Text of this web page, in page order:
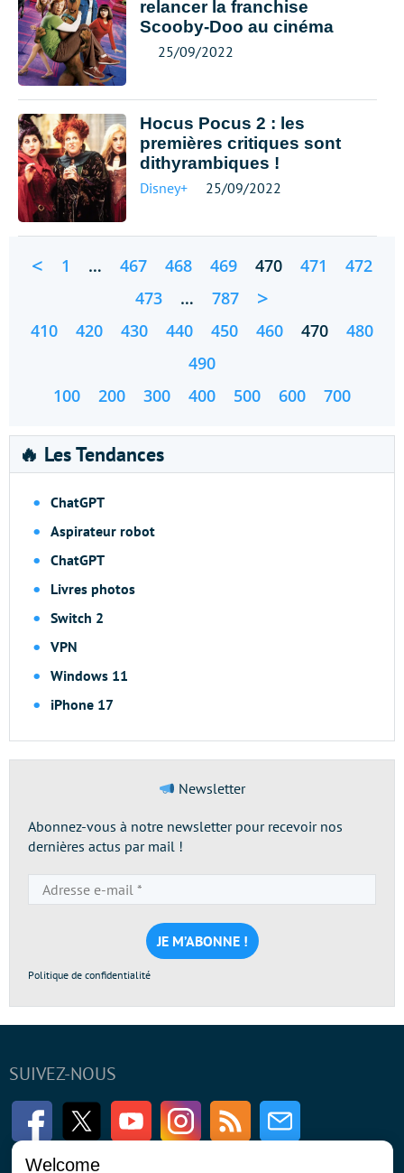
relancer la franchise
Scooby-Doo au cinéma
25/09/2022
Hocus Pocus 2 : les
premières critiques sont
dithyrambiques !
Disney+ 25/09/2022
< 1 … 467 468 469 470 471
472
473
… 787 >
410 420 430 440 450 460 470
480
490
100
200 300 400 500 600 700
🔥 Les Tendances
ChatGPT
Aspirateur robot
ChatGPT
Livres photos
Switch 2
VPN
Windows 11
iPhone 17
Newsletter
Abonnez-vous à notre newsletter pour recevoir nos
dernières actus par mail !
e-
mail
*
Politique de confidentialité
SUIVEZ-NOUS
FacebookTwitter Youtube InstagramRSS Newsletter
Welcome